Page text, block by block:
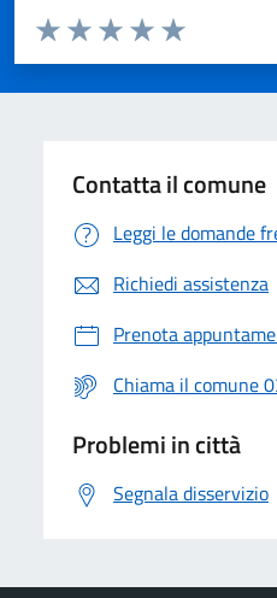
Valuta da 1 a 5 stelle la pagina
Valuta 5
Valuta 4 stelle su
Valuta 3 stelle su 5
Valuta 2 stelle su 5
Valuta 1 stelle su 5
Contatta il comune
Leggi le domande
Richiedi assistenza
Prenota
Chiama il comune
Problemi in città
Segnala disservizio